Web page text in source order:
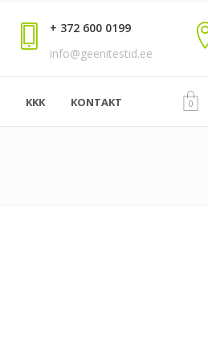
+ 372 600 0199
info@geenitestid.ee
KKK KONTAKT 0